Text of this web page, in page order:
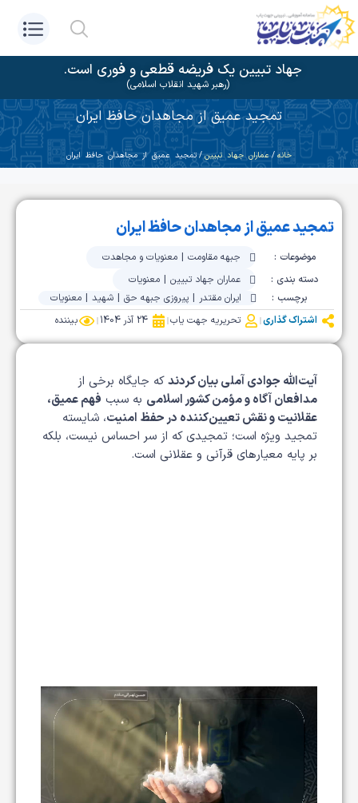
جهاد تبیین یک فریضه قطعی و فوری است.
(رهبر شهید انقلاب اسلامی)
تمجید عمیق از مجاهدان حافظ ایران
خانه /عماران جهاد تبیین/ تمجید عمیق از مجاهدان حافظ ایران
تمجید عمیق از مجاهدان حافظ ایران
موضوعات : جبهه مقاومت |معنویات و مجاهدت
دسته بندی :
عماران جهاد تبیین |معنویات
برچسب :
ایران مقتدر | پیروزی جبهه حق| شهید| معنویات
اشتراک گذاری
تحریریه جهت یاب 24 آذر 1404 بیننده
آیت‌الله جوادی آملی بیان کردندکه جایگاه برخی از
مدافعان آگاه و مؤمن کشور اسلامی به سبب فهم عمیق،
عقلانیت و نقش تعیین‌کننده در حفظ امنیت، شایسته
تمجید ویژه است؛ تمجیدی که از سر احساس نیست، بلکه
بر پایه معیارهای قرآنی و عقلانی است.